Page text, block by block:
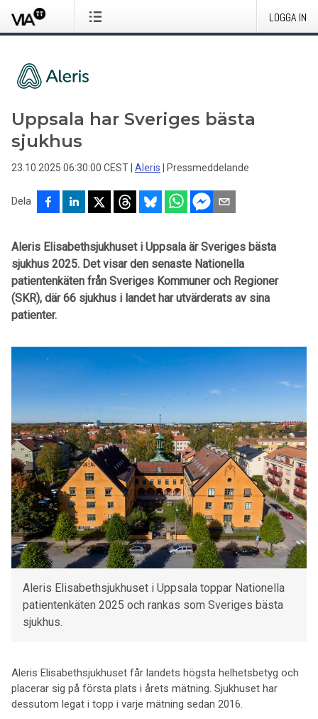
LOGGA IN
Uppsala har Sveriges bästa
sjukhus
23.10.2025 06:30:00 CEST Aleris Pressmeddelande
Dela
Aleris Elisabethsjukhuset i Uppsala är Sveriges bästa
sjukhus 2025. Det visar den senaste Nationella
patientenkäten från Sveriges Kommuner och Regioner
(SKR), där 66 sjukhus i landet har utvärderats av sina
patienter.
Aleris Elisabethsjukhuset i Uppsala toppar Nationella
patientenkäten 2025 och rankas som Sveriges bästa
sjukhus.
Aleris Elisabethsjukhuset får landets högsta helhetsbetyg och
placerar sig på första plats i årets mätning. Sjukhuset har
dessutom legat i topp i varje mätning sedan 2016.